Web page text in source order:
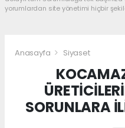
yorumlardan site yönetimi hiçbir
Anasayfa Siyaset
SORUNLARA